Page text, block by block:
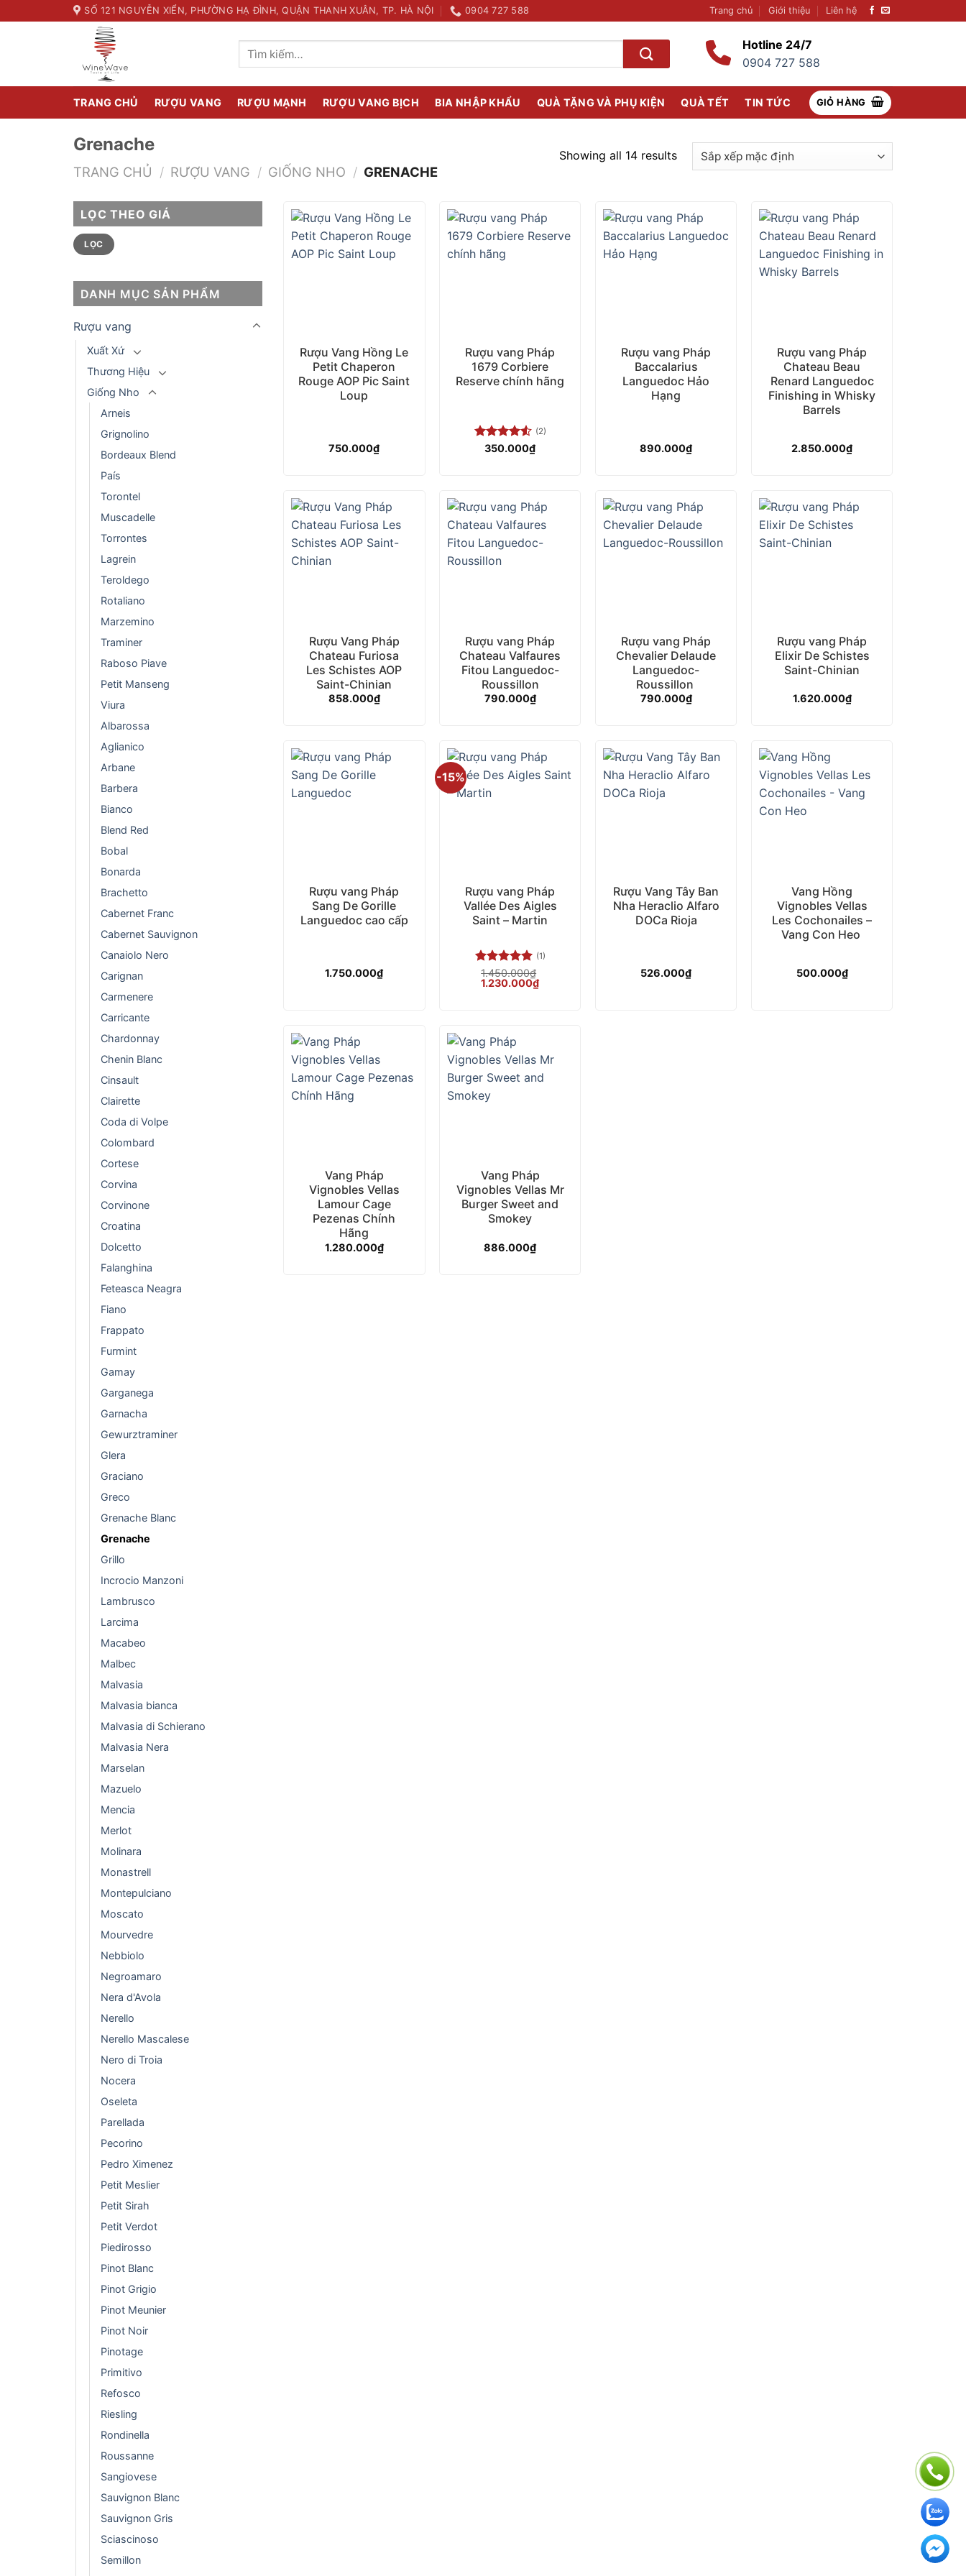
to
SỐ 121 NGUYỄN XIỂN, PHƯỜNG HẠ ĐÌNH, QUẬN THANH XUÂN, TP. HÀ NỘI 0904 727 588 Trang chủ Giới thiệu Liên hệ
Tìm
kiếm:
Hotline 24/7
0904 727 588
TRANG CHỦ RƯỢU VANG RƯỢU MẠNH RƯỢU VANG BỊCH BIA NHẬP KHẨU QUÀ TẶNG VÀ PHỤ KIỆN QUÀ TẾT TIN TỨC GIỎ HÀNG
Grenache
TRANG CHỦ / RƯỢU VANG / GIỐNG NHO / GRENACHE
Showing all 14 results
LỌC THEO GIÁ
Giá
tối
thiểu
Giá
tối
đa
LỌC
DANH MỤC SẢN PHẨM
Rượu vang
Xuất Xứ
Thương Hiệu
Giống Nho
Arneis
Grignolino
Bordeaux Blend
País
Torontel
Muscadelle
Torrontes
Lagrein
Teroldego
Rotaliano
Marzemino
Traminer
Raboso Piave
Petit Manseng
Viura
Albarossa
Aglianico
Arbane
Barbera
Bianco
Blend Red
Bobal
Bonarda
Brachetto
Cabernet Franc
Cabernet Sauvignon
Canaiolo Nero
Carignan
Carmenere
Carricante
Chardonnay
Chenin Blanc
Cinsault
Clairette
Coda di Volpe
Colombard
Cortese
Corvina
Corvinone
Croatina
Dolcetto
Falanghina
Feteasca Neagra
Fiano
Frappato
Furmint
Gamay
Garganega
Garnacha
Gewurztraminer
Glera
Graciano
Greco
Grenache Blanc
Grenache
Grillo
Incrocio Manzoni
Lambrusco
Larcima
Macabeo
Malbec
Malvasia
Malvasia bianca
Malvasia di Schierano
Malvasia Nera
Marselan
Mazuelo
Mencia
Merlot
Molinara
Monastrell
Montepulciano
Moscato
Mourvedre
Nebbiolo
Negroamaro
Nera d'Avola
Nerello
Nerello Mascalese
Nero di Troia
Nocera
Oseleta
Parellada
Pecorino
Pedro Ximenez
Petit Meslier
Petit Sirah
Petit Verdot
Piedirosso
Pinot Blanc
Pinot Grigio
Pinot Meunier
Pinot Noir
Pinotage
Primitivo
Refosco
Riesling
Rondinella
Roussanne
Sangiovese
Sauvignon Blanc
Sauvignon Gris
Sciascinoso
Semillon
Rượu Vang Hồng Le
Petit Chaperon
Rouge AOP Pic Saint
Loup
750.000₫
Rượu vang Pháp
1679 Corbiere
Reserve chính hãng
Được xếp
(2)
350.000₫
Rượu vang Pháp
Baccalarius
Languedoc Hảo
Hạng
890.000₫
Rượu vang Pháp
Chateau Beau
Renard Languedoc
Finishing in Whisky
Barrels
2.850.000₫
Rượu Vang Pháp
Chateau Furiosa
Les Schistes AOP
Saint-Chinian
858.000₫
Rượu vang Pháp
Chateau Valfaures
Fitou Languedoc-
Roussillon
790.000₫
Rượu vang Pháp
Chevalier Delaude
Languedoc-
Roussillon
790.000₫
Rượu vang Pháp
Elixir De Schistes
Saint-Chinian
1.620.000₫
Rượu vang Pháp
Sang De Gorille
Languedoc cao cấp
1.750.000₫
-15%
Rượu vang Pháp
Vallée Des Aigles
Saint – Martin
Được xếp
hạng5.00
(1)
1.450.000₫
Giá
1.230.000₫Giá
Rượu Vang Tây Ban
Nha Heraclio Alfaro
DOCa Rioja
526.000₫
Vang Hồng
Vignobles Vellas
Les Cochonailes –
Vang Con Heo
500.000₫
Vang Pháp
Vignobles Vellas
Lamour Cage
Pezenas Chính
Hãng
1.280.000₫
Vang Pháp
Vignobles Vellas Mr
Burger Sweet and
Smokey
886.000₫